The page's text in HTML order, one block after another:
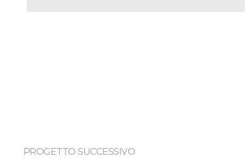
PROGETTO SUCCESSIVO